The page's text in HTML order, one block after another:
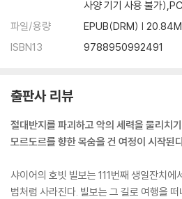
사양 기기 사용 불가
파일/용량
EPUB(DRM) |
ISBN13
9788950992491
출판사 리뷰
절대반지를 파괴하고 악의 세력을 물리치
모르도르를 향한 목숨을 건 여정이 시작된
샤이어의 호빗 빌보는 111번째 생일잔치
법처럼 사라진다. 빌보는 그 길로 여행을